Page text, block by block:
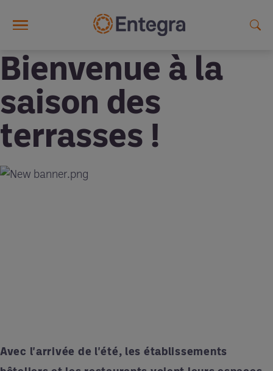
Bienvenue à la
saison des
terrasses !
Avec l'arrivée de l'été, les établissements